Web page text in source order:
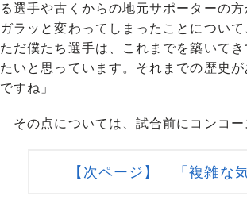
る選手や古くからの地元サポーターの
ガラッと変わってしまったことについ
ただ僕たち選手は、これまでを築いて
たいと思っています。それまでの歴史
ですね」
その点については、試合前にコンコー
【次ページ】 「複雑な